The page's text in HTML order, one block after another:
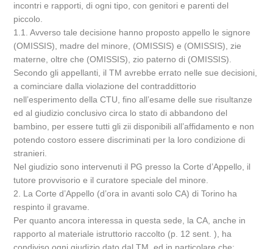
incontri e rapporti, di ogni tipo, con genitori e parenti del
piccolo.
1.1. Avverso tale decisione hanno proposto appello le signore
(OMISSIS), madre del minore, (OMISSIS) e (OMISSIS), zie
materne, oltre che (OMISSIS), zio paterno di (OMISSIS).
Secondo gli appellanti, il TM avrebbe errato nelle sue decisioni,
a cominciare dalla violazione del contraddittorio
nell’esperimento della CTU, fino all’esame delle sue risultanze
ed al giudizio conclusivo circa lo stato di abbandono del
bambino, per essere tutti gli zii disponibili all’affidamento e non
potendo costoro essere discriminati per la loro condizione di
stranieri.
Nel giudizio sono intervenuti il PG presso la Corte d’Appello, il
tutore provvisorio e il curatore speciale del minore.
2. La Corte d’Appello (d’ora in avanti solo CA) di Torino ha
respinto il gravame.
Per quanto ancora interessa in questa sede, la CA, anche in
rapporto al materiale istruttorio raccolto (p. 12 sent. ), ha